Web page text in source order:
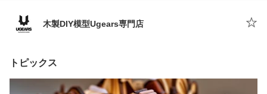
木製DIY模型Ugears専門店
トピックス